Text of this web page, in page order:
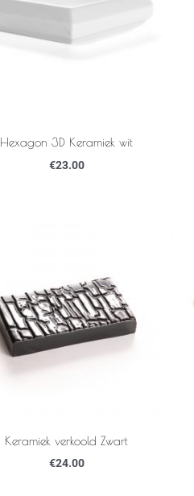
Hexagon 3D Keramiek wit
€23.00
Keramiek verkoold Zwart
€24.00